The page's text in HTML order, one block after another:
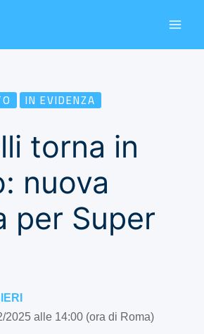
IN EVIDENZA
torna in
nuova
per Super
2025 alle 14:00 (ora di Roma)